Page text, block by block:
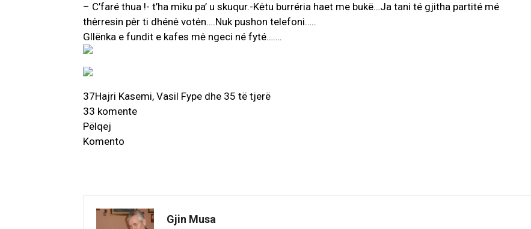
– C’faré thua !- t’ha miku pa’ u skuqur.-Kėtu burréria haet me bukë…Ja tani té gjitha partité mé
thėrresin pėr ti dhénė votėn….Nuk pushon telefoni…..
Gllënka e fundit e kafes mė ngeci né fyté…….
37Hajri Kasemi, Vasil Fype dhe 35 të tjerë
33 komente
Pëlqej
Komento
Gjin Musa